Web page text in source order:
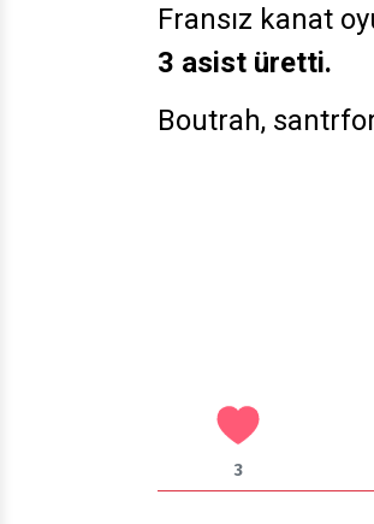
Fransız kanat
3 asist üretti.
Boutrah,
3